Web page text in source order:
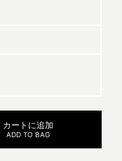
カートに追加
ADD TO BAG